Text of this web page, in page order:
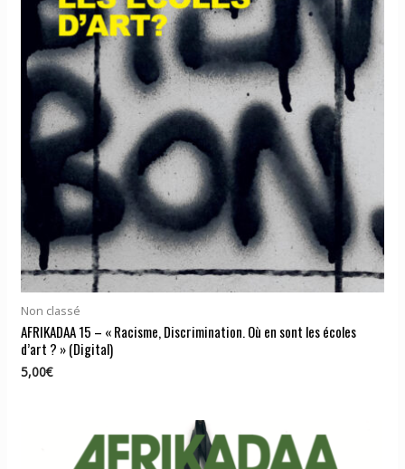
Non classé
AFRIKADAA 15 – « Racisme, Discrimination. Où en sont les écoles
d’art ? » (Digital)
5,00€